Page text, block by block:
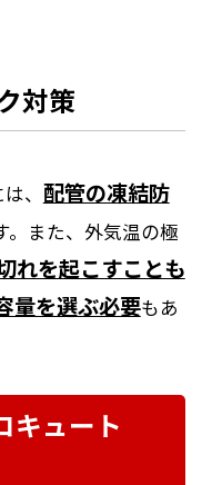
対策
、 配管の凍結防
。また、外気温の極
れを起こすことも
量を選ぶ必要もあ
キュート